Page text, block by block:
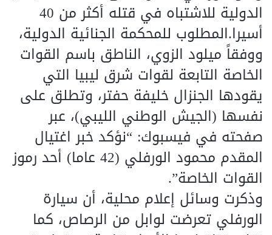
الدولية للاشتباه في قتله أكثر من 40
أسيرا.المطلوب للمحكمة الجنائية الدولية،
ووفقاً ميلود الزوي، الناطق باسم القوات
الخاصة التابعة لقوات شرق ليبيا التي
يقودها الجنزال خليفة حفتر، وتطلق على
نفسها (الجيش الوطني الليبي)، عبر
صفحته في فيسبوك: “نؤكد خبر اغتيال
المقدم محمود الورفلي (42 عاما) أحد رموز
القوات الخاصة”.
وذكرت وسائل إعلام محلية، أن سيارة
الورفلي تعرضت لوابل من الرصاص، كما